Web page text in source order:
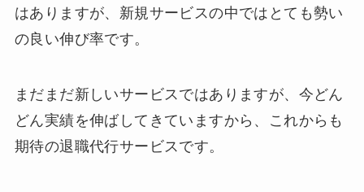
はありますが、新規サービスの中ではとても勢い
の良い伸び率です。
まだまだ新しいサービスではありますが、今どん
どん実績を伸ばしてきていますから、これからも
期待の退職代行サービスです。